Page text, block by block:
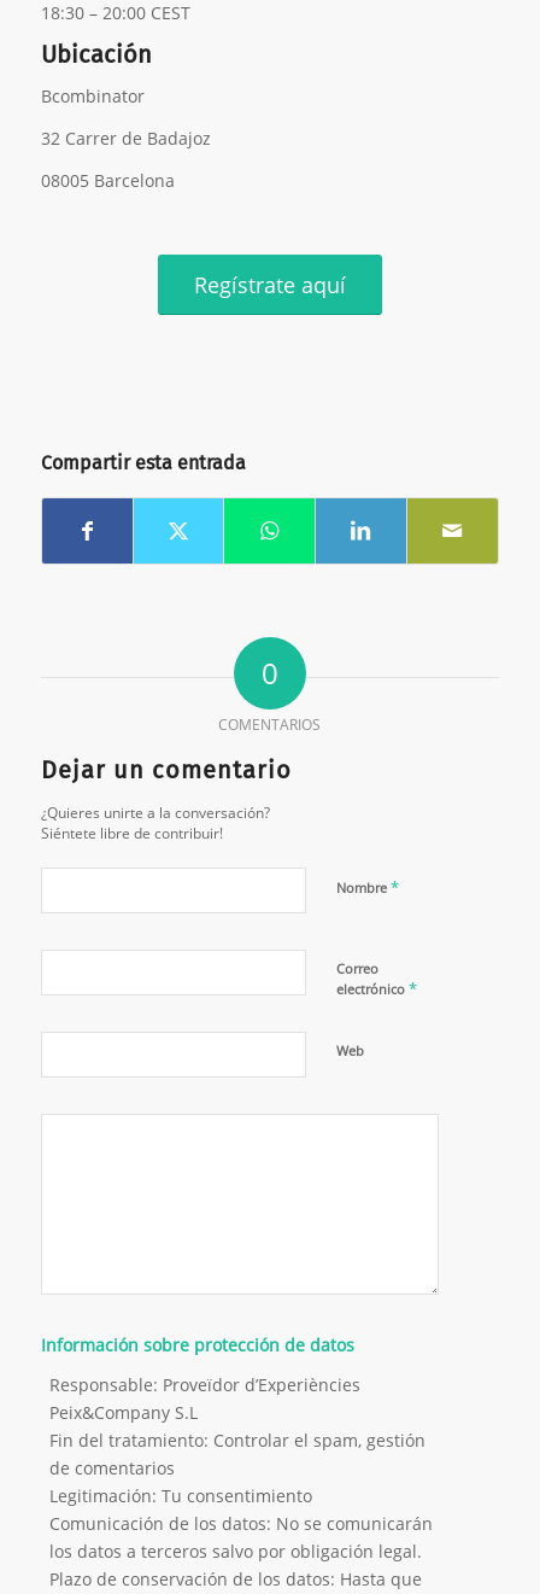
18:30 – 20:00 CEST
Ubicación
Bcombinator
32 Carrer de Badajoz
08005 Barcelona
Regístrate aquí
Compartir esta entrada
0
COMENTARIOS
Dejar un comentario
¿Quieres unirte a la conversación?
Siéntete libre de contribuir!
Nombre *
Correo
electrónico *
Web
Información sobre protección de datos
Responsable: Proveïdor d’Experiències
Peix&Company S.L
Fin del tratamiento: Controlar el spam, gestión
de comentarios
Legitimación: Tu consentimiento
Comunicación de los datos: No se comunicarán
los datos a terceros salvo por obligación legal.
Plazo de conservación de los datos: Hasta que